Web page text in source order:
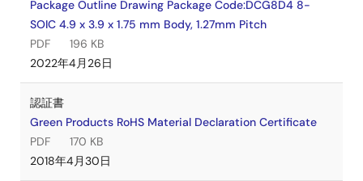
Package Outline Drawing Package Code:DCG8D4 8-
SOIC 4.9 x 3.9 x 1.75 mm Body, 1.27mm Pitch
PDF
196 KB
2022年4月26日
認証書
Green Products RoHS Material Declaration Certificate
PDF
170 KB
2018年4月30日